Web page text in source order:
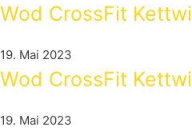
Wod CrossFit
19. Mai 2023
Wod CrossFit
19. Mai 2023